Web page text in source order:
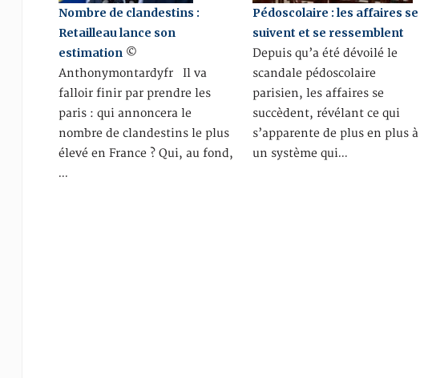
Nombre de clandestins :
Retailleau lance son
estimation©
Anthonymontardyfr Il va
falloir finir par prendre les
paris : qui annoncera le
nombre de clandestins le plus
élevé en France ? Qui, au fond,
…
Pédoscolaire : les affaires se
suivent et se ressemblent
Depuis qu’a été dévoilé le
scandale pédoscolaire
parisien, les affaires se
succèdent, révélant ce qui
s’apparente de plus en plus à
un système qui…